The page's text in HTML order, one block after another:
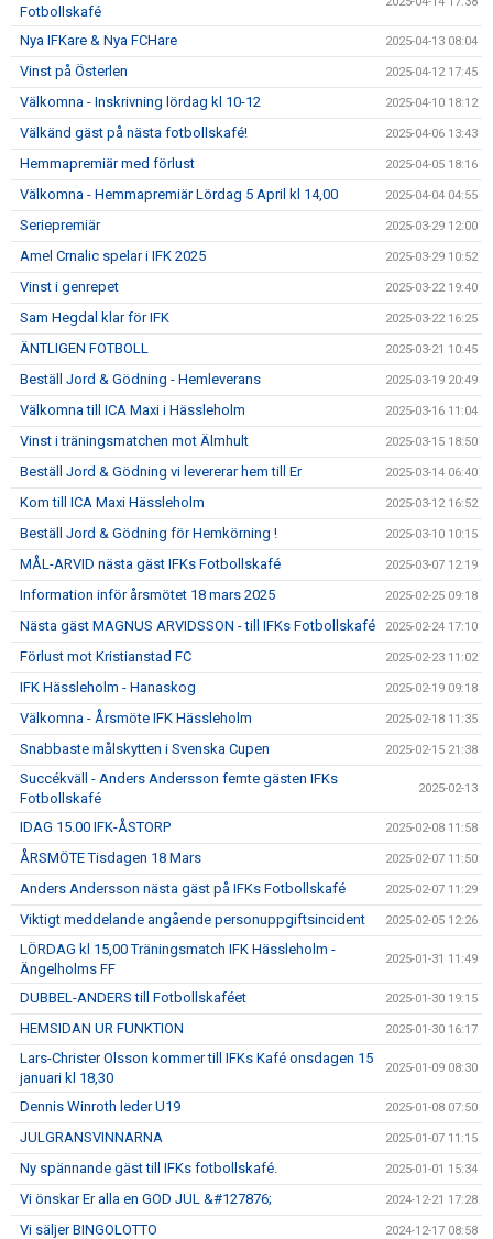
Fotbollskafé
Nya IFKare & Nya FCHare 2025-04-13 08:04
Vinst på Österlen 2025-04-12 17:45
Välkomna - Inskrivning lördag kl 10-12 2025-04-10 18:12
Välkänd gäst på nästa fotbollskafé! 2025-04-06 13:43
Hemmapremiär med förlust 2025-04-05 18:16
Välkomna - Hemmapremiär Lördag 5 April kl 14,00 2025-04-04 04:55
Seriepremiär 2025-03-29 12:00
Amel Crnalic spelar i IFK 2025 2025-03-29 10:52
Vinst i genrepet 2025-03-22 19:40
Sam Hegdal klar för IFK 2025-03-22 16:25
ÄNTLIGEN FOTBOLL 2025-03-21 10:45
Beställ Jord & Gödning - Hemleverans 2025-03-19 20:49
Välkomna till ICA Maxi i Hässleholm 2025-03-16 11:04
Vinst i träningsmatchen mot Älmhult 2025-03-15 18:50
Beställ Jord & Gödning vi levererar hem till Er 2025-03-14 06:40
Kom till ICA Maxi Hässleholm 2025-03-12 16:52
Beställ Jord & Gödning för Hemkörning ! 2025-03-10 10:15
MÅL-ARVID nästa gäst IFKs Fotbollskafé 2025-03-07 12:19
Information inför årsmötet 18 mars 2025 2025-02-25 09:18
Nästa gäst MAGNUS ARVIDSSON - till IFKs Fotbollskafé 2025-02-24 17:10
Förlust mot Kristianstad FC 2025-02-23 11:02
IFK Hässleholm - Hanaskog 2025-02-19 09:18
Välkomna - Årsmöte IFK Hässleholm 2025-02-18 11:35
Snabbaste målskytten i Svenska Cupen 2025-02-15 21:38
Succékväll - Anders Andersson femte gästen IFKs
Fotbollskafé
2025-02-13
IDAG 15.00 IFK-ÅSTORP 2025-02-08 11:58
ÅRSMÖTE Tisdagen 18 Mars 2025-02-07 11:50
Anders Andersson nästa gäst på IFKs Fotbollskafé 2025-02-07 11:29
Viktigt meddelande angående personuppgiftsincident 2025-02-05 12:26
LÖRDAG kl 15,00 Träningsmatch IFK Hässleholm -
Ängelholms FF
2025-01-31 11:49
DUBBEL-ANDERS till Fotbollskaféet 2025-01-30 19:15
HEMSIDAN UR FUNKTION 2025-01-30 16:17
Lars-Christer Olsson kommer till IFKs Kafé onsdagen 15
januari kl 18,30
2025-01-09 08:30
Dennis Winroth leder U19 2025-01-08 07:50
JULGRANSVINNARNA 2025-01-07 11:15
Ny spännande gäst till IFKs fotbollskafé. 2025-01-01 15:34
Vi önskar Er alla en GOD JUL &#127876; 2024-12-21 17:28
Vi säljer BINGOLOTTO 2024-12-17 08:58